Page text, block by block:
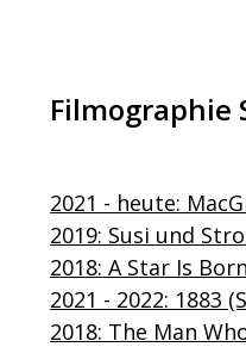
Filmographie
2021 - heute:
2019: Susi und
2018: A Star Is
2021 - 2022: 1883
2018: The Man